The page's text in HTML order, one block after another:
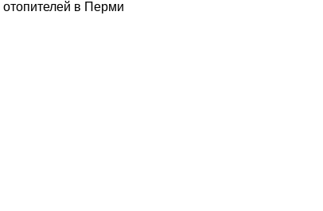
в Перми